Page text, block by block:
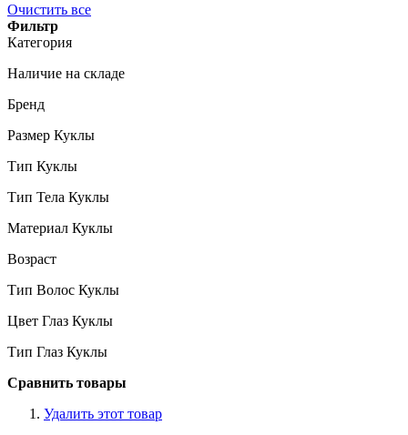
Очистить все
Фильтр
Категория
Наличие на складе
Бренд
Размер Куклы
Тип Куклы
Тип Тела Куклы
Материал Куклы
Возраст
Тип Волос Куклы
Цвет Глаз Куклы
Тип Глаз Куклы
Сравнить товары
Удалить этот товар